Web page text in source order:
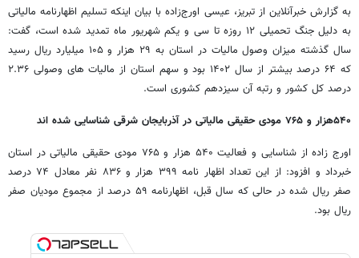
به گزارش خبرآنلاین از تبریز، عیسی اورج‌زاده با بیان اینکه تسلیم اظهارنامه مالیاتی
به دلیل جنگ تحمیلی ۱۲ روزه تا سی و یکم شهریور ماه تمدید شده است، گفت:
سال گذشته میزان وصول مالیات در استان به ۲۹ هزار و ۱۰۵ میلیارد ریال رسید
که ۶۴ درصد بیشتر از سال ۱۴۰۲ بود و سهم استان از مالیات های وصولی ۲.۳۶
درصد کل کشور و رتبه آن سیزدهم کشوری است.
۵۴۰هزار و ۷۶۵ مودی حقیقی مالیاتی در آذربایجان شرقی شناسایی شده اند
اورج زاده از شناسایی و فعالیت ۵۴۰ هزار و ۷۶۵ مودی حقیقی مالیاتی در استان
خبرداد و افزود: از این تعداد اظهار نامه ۳۹۹ هزار و ۸۳۶ نفر معادل ۷۴ درصد
صفر ریال شده در حالی که سال قبل، اظهارنامه ۵۹ درصد از مجموع مودیان صفر
ریال بود.